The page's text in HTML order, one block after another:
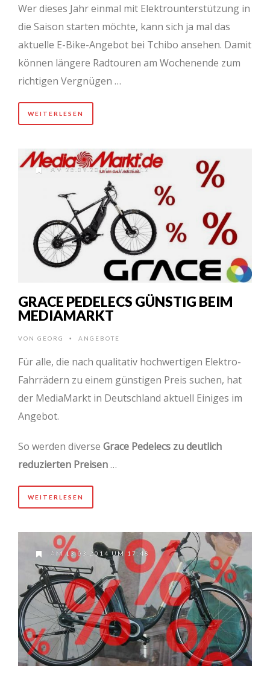
Wer dieses Jahr einmal mit Elektrounterstützung in
die Saison starten möchte, kann sich ja mal das
aktuelle E-Bike-Angebot bei Tchibo ansehen. Damit
können längere Radtouren am Wochenende zum
richtigen Vergnügen …
WEITERLESEN
AM 26.09.2014 UM 14:12
GRACE PEDELECS GÜNSTIG BEIM
MEDIAMARKT
VON GEORG • ANGEBOTE
Für alle, die nach qualitativ hochwertigen Elektro-
Fahrrädern zu einem günstigen Preis suchen, hat
der MediaMarkt in Deutschland aktuell Einiges im
Angebot.
So werden diverse Grace Pedelecs zu deutlich
reduzierten Preisen…
WEITERLESEN
AM 13.03.2014 UM 17:48